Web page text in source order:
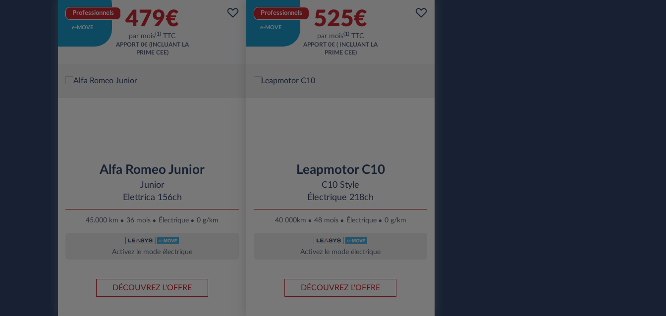
Professionnels
e-MOVE 479€
par mois(1) TTC
APPORT 0€ (INCLUANT LA
PRIME CEE)
Alfa Romeo Junior
Junior
Elettrica 156ch
45.000 km 36 mois Électrique 0 g/km
Activez le mode électrique
DÉCOUVREZ L'OFFRE
Professionnels
e-MOVE 525€
par mois(1) TTC
APPORT 0€ ( INCLUANT LA
PRIME CEE)
Leapmotor C10
C10 Style
Électrique 218ch
40 000km 48 mois Électrique 0 g/km
Activez le mode électrique
DÉCOUVREZ L'OFFRE